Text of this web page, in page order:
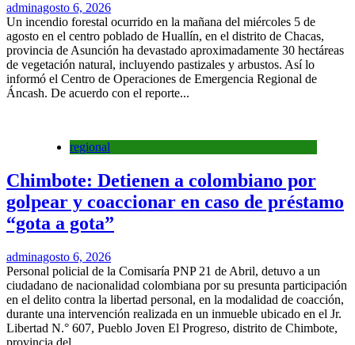
adminagosto 6, 2026
Un incendio forestal ocurrido en la mañana del miércoles 5 de
agosto en el centro poblado de Huallín, en el distrito de Chacas,
provincia de Asunción ha devastado aproximadamente 30 hectáreas
de vegetación natural, incluyendo pastizales y arbustos. Así lo
informó el Centro de Operaciones de Emergencia Regional de
Áncash. De acuerdo con el reporte...
regional
Chimbote: Detienen a colombiano por
golpear y coaccionar en caso de préstamo
“gota a gota”
adminagosto 6, 2026
Personal policial de la Comisaría PNP 21 de Abril, detuvo a un
ciudadano de nacionalidad colombiana por su presunta participación
en el delito contra la libertad personal, en la modalidad de coacción,
durante una intervención realizada en un inmueble ubicado en el Jr.
Libertad N.° 607, Pueblo Joven El Progreso, distrito de Chimbote,
provincia del...